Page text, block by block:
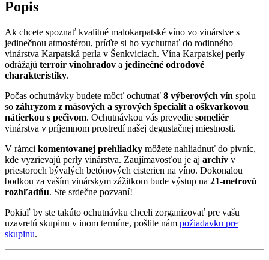
Popis
Ak chcete spoznať kvalitné malokarpatské víno vo vinárstve s
jedinečnou atmosférou, príďte si ho vychutnať do rodinného
vinárstva Karpatská perla v Šenkviciach. Vína Karpatskej perly
odrážajú terroir vinohradov a jedinečné odrodové
charakteristiky.
Počas ochutnávky budete môcť ochutnať 8 výberových vín spolu
so záhryzom z mäsových a syrových špecialít a oškvarkovou
nátierkou s pečivom. Ochutnávkou vás prevedie someliér
vinárstva v príjemnom prostredí našej degustačnej miestnosti.
V rámci komentovanej prehliadky môžete nahliadnuť do pivníc,
kde vyzrievajú perly vinárstva. Zaujímavosťou je aj archív v
priestoroch bývalých betónových cisterien na víno. Dokonalou
bodkou za vaším vinárskym zážitkom bude výstup na 21-metrovú
rozhľadňu. Ste srdečne pozvaní!
Pokiaľ by ste takúto ochutnávku chceli zorganizovať pre vašu
uzavretú skupinu v inom termíne, pošlite nám požiadavku pre
skupinu.